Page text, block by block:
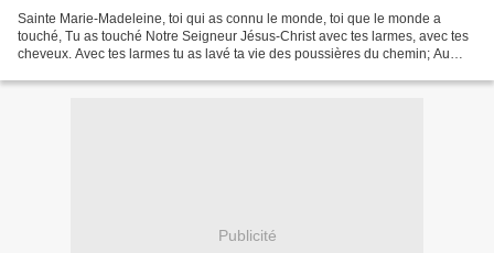
Sainte Marie-Madeleine, toi qui as connu le monde, toi que le monde a
touché, Tu as touché Notre Seigneur Jésus-Christ avec tes larmes, avec tes
cheveux. Avec tes larmes tu as lavé ta vie des poussières du chemin; Au
Publicité